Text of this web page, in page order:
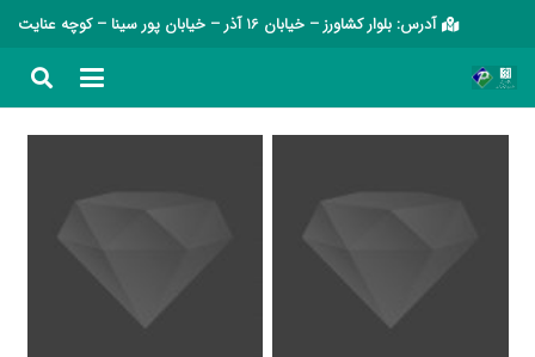
آدرس: بلوار کشاورز – خیابان 16 آذر – خیابان پور سینا – کوچه عنایت